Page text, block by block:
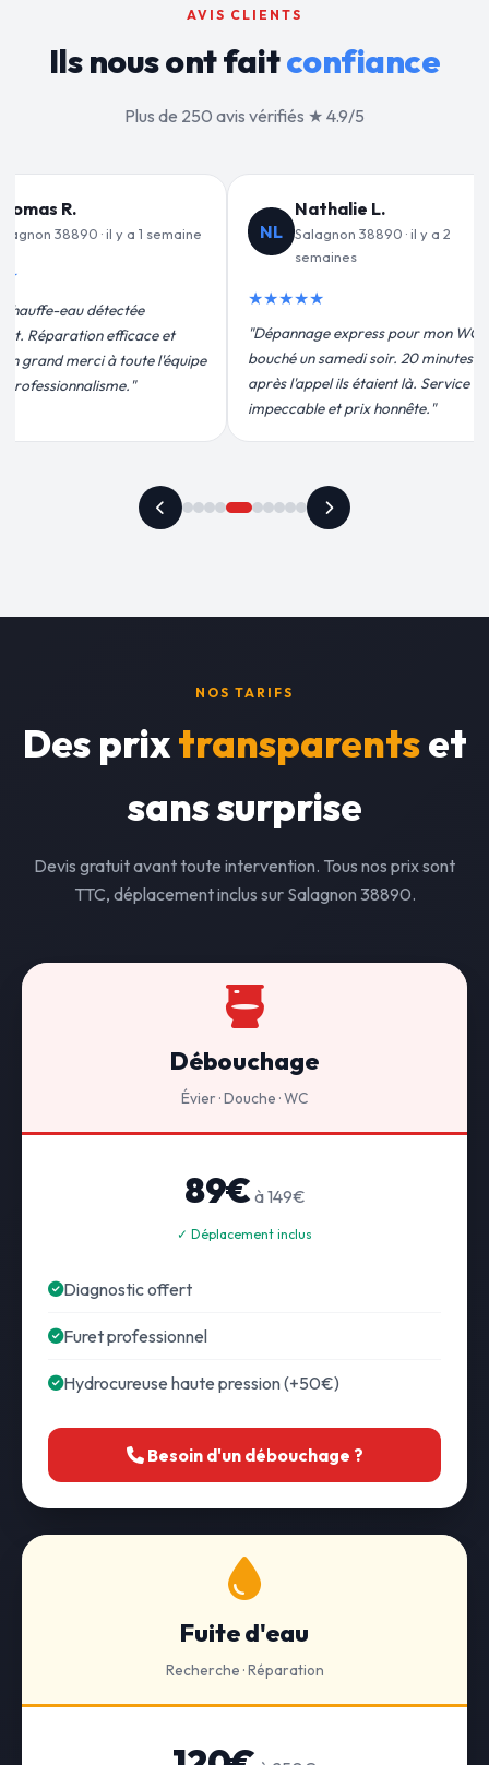
AVIS CLIENTS
Ils nous ont faitconfiance
Plus de 250 avis vérifiés ★ 4.9/5
L.
38890 · il y a 2
pour mon WC
soir. 20 minutes
étaient là. Service
JF
Jean-François C.
Salagnon 38890 · il y a 3
semaines
★★★★★
"Remplacement de mon chauffe-eau en
moins de 2h. Équipe très pro, devis
conforme, chantier propre. Je
recommande vivement."
NOS TARIFS
Des prixtransparentset
sans surprise
Devis gratuit avant toute intervention. Tous nos prix sont
TTC, déplacement inclus sur Salagnon 38890.
Débouchage
Évier · Douche · WC
89€ à 149€
✓ Déplacement inclus
Diagnostic offert
Furet professionnel
Hydrocureuse haute pression (+50€)
Besoin d'un débouchage ?
Fuite d'eau
Recherche · Réparation